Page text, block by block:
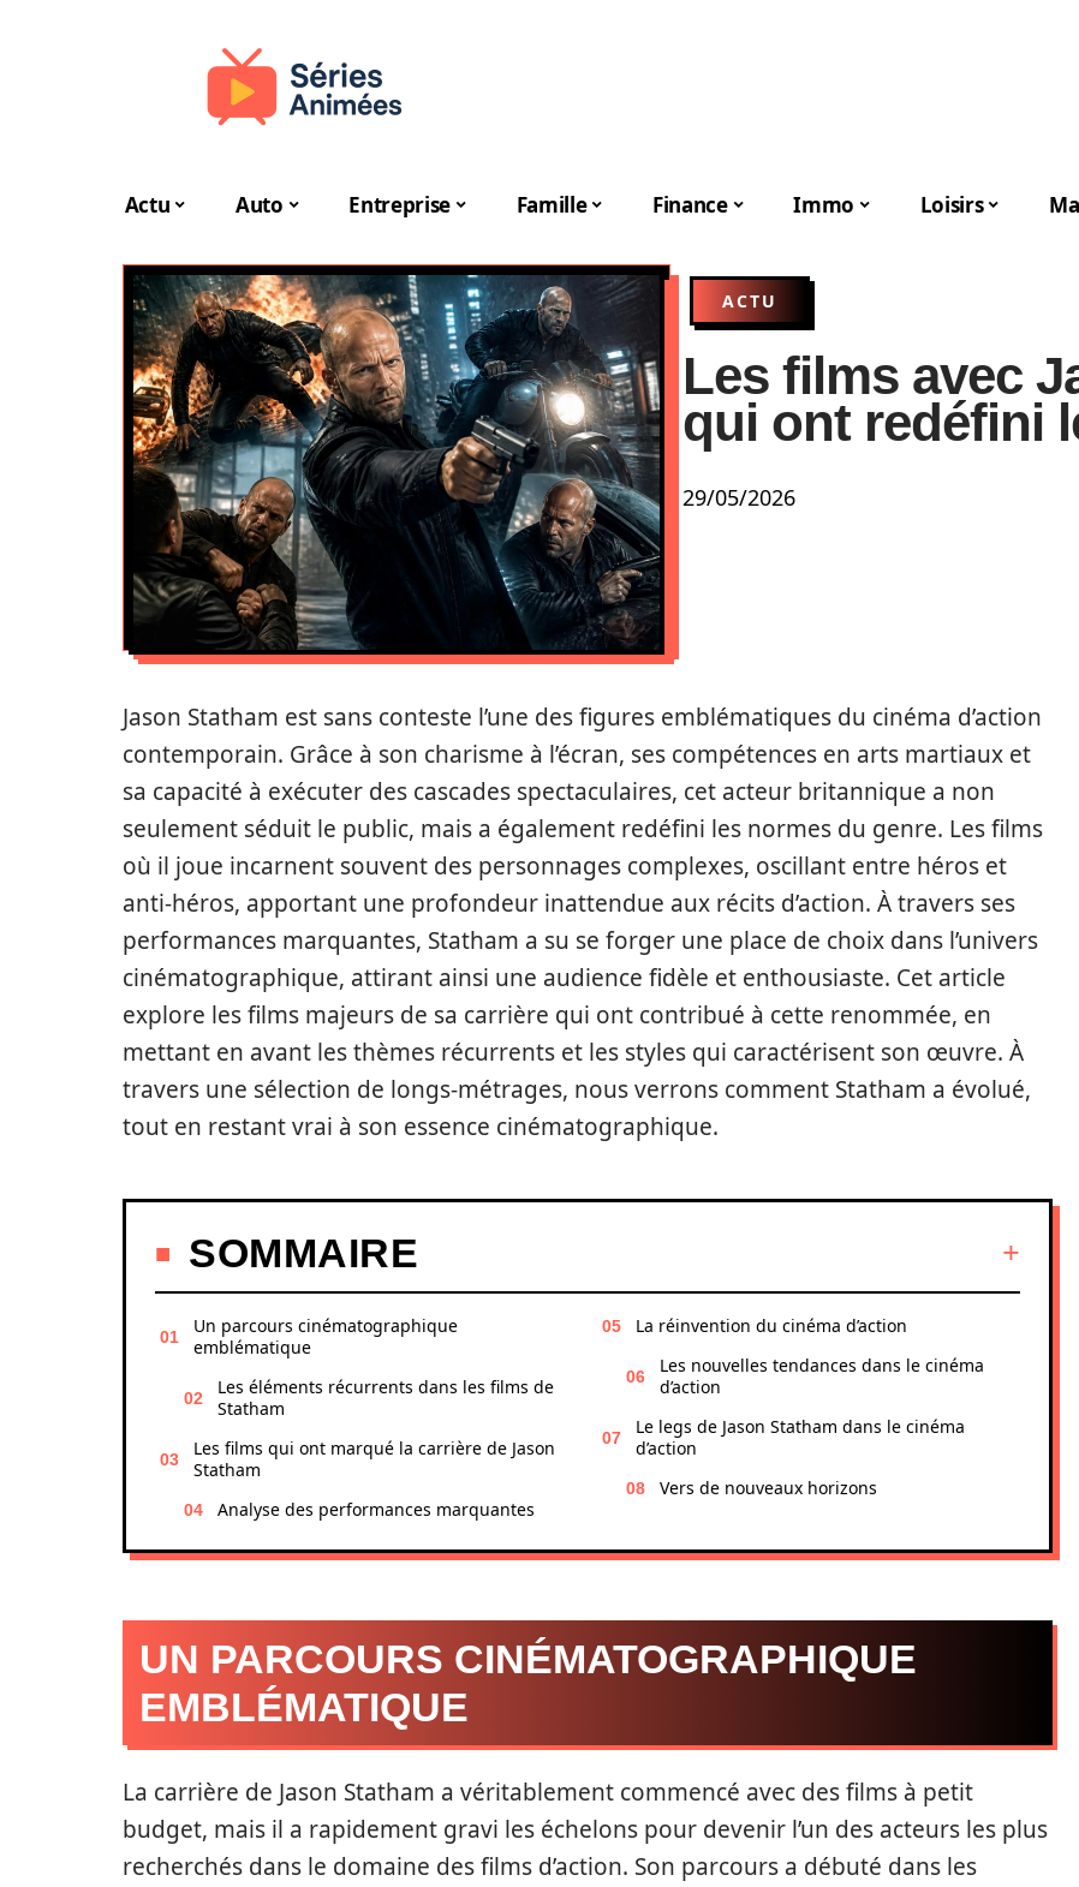
Actu Auto Entreprise Famille Finance Immo Loisirs
ACTU
Les films avec
qui ont redéfini
29/05/2026
Jason Statham est sans conteste l’une des figures emblématiques du cinéma d’action
contemporain. Grâce à son charisme à l’écran, ses compétences en arts martiaux et
sa capacité à exécuter des cascades spectaculaires, cet acteur britannique a non
seulement séduit le public, mais a également redéfini les normes du genre. Les films
où il joue incarnent souvent des personnages complexes, oscillant entre héros et
anti-héros, apportant une profondeur inattendue aux récits d’action. À travers ses
performances marquantes, Statham a su se forger une place de choix dans l’univers
cinématographique, attirant ainsi une audience fidèle et enthousiaste. Cet article
explore les films majeurs de sa carrière qui ont contribué à cette renommée, en
mettant en avant les thèmes récurrents et les styles qui caractérisent son œuvre. À
travers une sélection de longs-métrages, nous verrons comment Statham a évolué,
tout en restant vrai à son essence cinématographique.
SOMMAIRE
Un parcours cinématographique
emblématique
Les éléments récurrents dans les films de
Statham
Les films qui ont marqué la carrière de Jason
Statham
Analyse des performances marquantes
La réinvention du cinéma d’action
Les nouvelles tendances dans le cinéma
d’action
Le legs de Jason Statham dans le cinéma
d’action
Vers de nouveaux horizons
UN PARCOURS CINÉMATOGRAPHIQUE
EMBLÉMATIQUE
La carrière de Jason Statham a véritablement commencé avec des films à petit
budget, mais il a rapidement gravi les échelons pour devenir l’un des acteurs les plus
recherchés dans le domaine des films d’action. Son parcours a débuté dans les